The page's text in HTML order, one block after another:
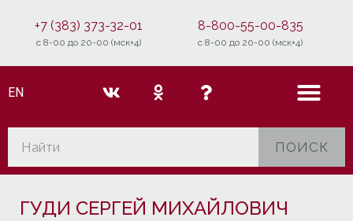
+7 (383) 373-32-01
c 8-00 до 20-00 (мск+4)
8-800-55-00-835
c 8-00 до 20-00 (мск+4)
EN
ПОИСК
ГУДИ СЕРГЕЙ МИХАЙЛОВИЧ